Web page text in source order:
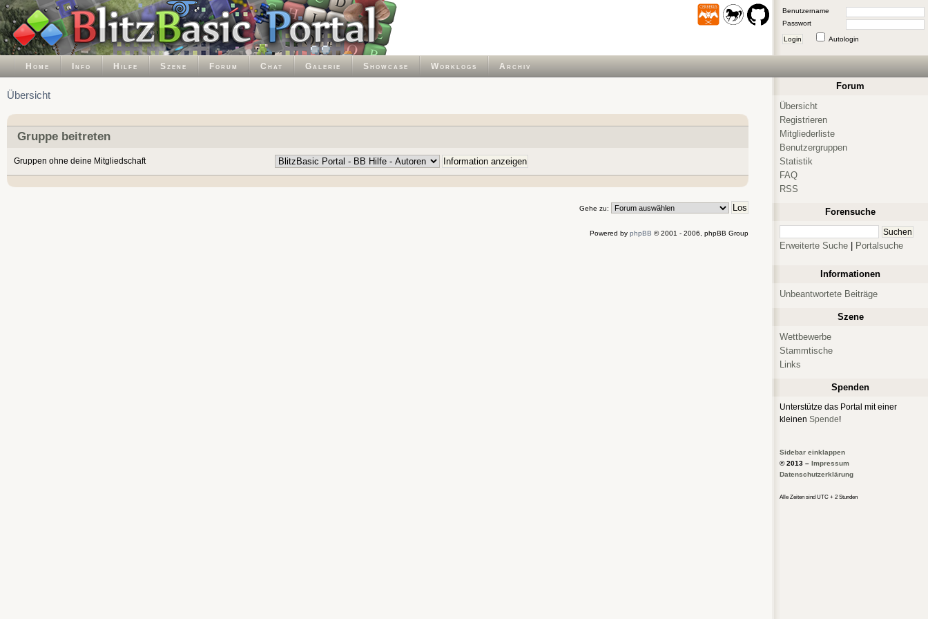
Benutzername
Passwort
Login Autologin
Home Info Hilfe Szene Forum Chat Galerie Showcase Worklogs Archiv
Übersicht
Gruppe beitreten
Gruppen ohne deine Mitgliedschaft
Gehe zu:
Powered by phpBB © 2001 - 2006, phpBB Group
Forum
Übersicht
Registrieren
Mitgliederliste
Benutzergruppen
Statistik
FAQ
RSS
Forensuche
Erweiterte Suche Portalsuche
Informationen
Unbeantwortete Beiträge
Szene
Wettbewerbe
Stammtische
Links
Spenden
Unterstütze das Portal mit einer
kleinen Spende!
Sidebar einklappen
© 2013 – Impressum
Datenschutzerklärung
Alle Zeiten sind UTC + 2 Stunden